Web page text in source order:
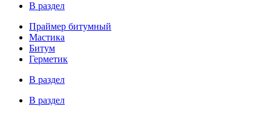
В раздел
Праймер битумный
Мастика
Битум
Герметик
В раздел
В раздел